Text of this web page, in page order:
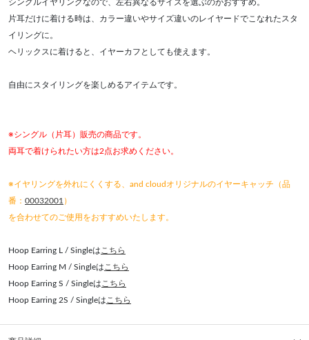
シングルイヤリングなので、左右異なるサイズを選ぶのがおすすめ。
片耳だけに着ける時は、カラー違いやサイズ違いのレイヤードでこなれたスタ
イリングに。
ヘリックスに着けると、イヤーカフとしても使えます。
自由にスタイリングを楽しめるアイテムです。
※シングル（片耳）販売の商品です。
両耳で着けられたい方は2点お求めください。
※イヤリングを外れにくくする、and cloudオリジナルのイヤーキャッチ（品
番： 00032001 ）
を合わせてのご使用をおすすめいたします。
Hoop Earring L / Singleは こちら
Hoop Earring M / Singleは こちら
Hoop Earring S / Singleは こちら
Hoop Earring 2S / Singleは こちら